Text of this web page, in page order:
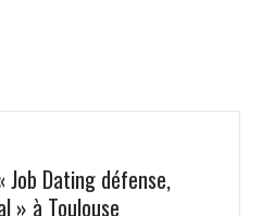
Dating défense,
» à Toulouse